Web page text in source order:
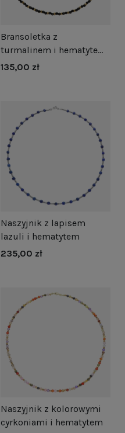
Bransoletka z
turmalinem i hematytem
srebro pozłacane
135,00 zł
Naszyjnik z lapisem
lazuli i hematytem
235,00 zł
Naszyjnik z kolorowymi
cyrkoniami i hematytem